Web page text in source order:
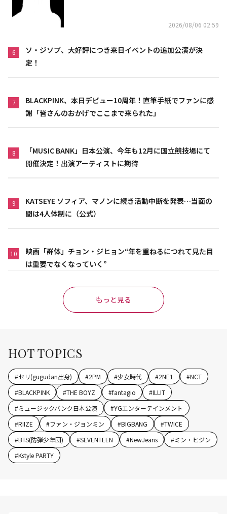
2026/08/06 02:59
6
ソ・ジソブ、大好評につき来日イベントの追加公演が決
定！
7
BLACKPINK、本日デビュー10周年！直筆手紙でファンに感
謝「皆さんのおかげでここまで来られた」
8
「MUSIC BANK」日本公演、今年も12月に国立競技場にて
開催決定！出演アーティストに期待
9
KATSEYE ソフィア、マノンに続き活動中断を発表…当面の
間は4人体制に（公式）
10
映画「群体」チョン・ジヒョン“年を重ねるにつれて見た目
は重要でなくなっていく”
もっと見る
HOT TOPICS
#セリ(gugudan出身) #2PM #少女時代 #2NE1 #NCT
#BLACKPINK #THE BOYZ #fantagio #ILLIT
#ミュージックバンク日本公演 #YGエンターテインメント
#RIIZE #ファン・ジョンミン #BIGBANG #TWICE
#BTS(防弾少年団) #SEVENTEEN #NewJeans #ミン・ヒジン
#Kstyle PARTY